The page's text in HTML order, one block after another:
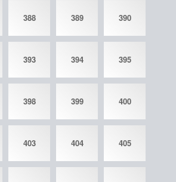
388 389 390
393 394 395
398 399 400
403 404 405